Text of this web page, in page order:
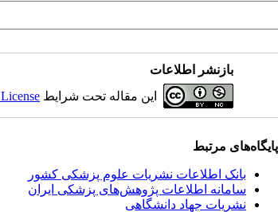
بازنشر اطلاعات
این مقاله تحت شرایط
پایگاه‌های مرتبط
بانک اطلاعات نشریات علوم پزشکی کشور
سامانه اطلاعات پژوهش‌های پزشکی ایران
نشریات جهاد دانشگاهی